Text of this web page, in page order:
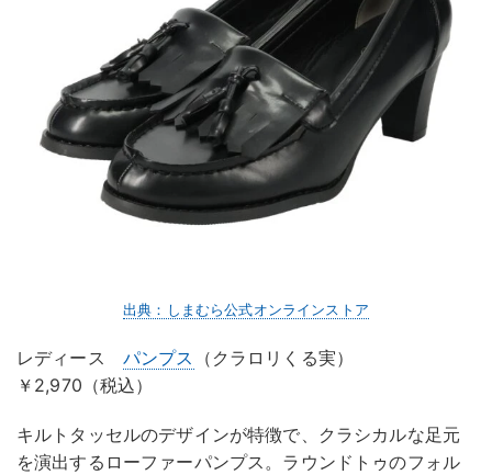
出典：しまむら公式オンラインストア
レディース パンプス
（クラロリくる実）
￥2,970（税込）
キルトタッセルのデザインが特徴で、クラシカルな足元
を演出するローファーパンプス。ラウンドトゥのフォル